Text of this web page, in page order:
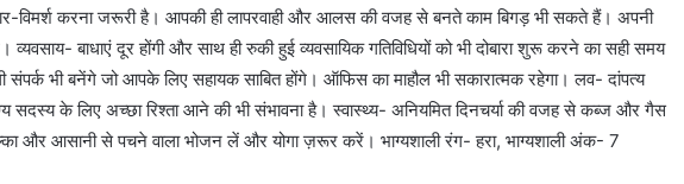
विमर्श करना जरूरी है। आपकी ही लापरवाही और आलस की वजह से बनते काम बिगड़ भी सकते हैं। अपनी
व्यवसाय- बाधाएं दूर होंगी और साथ ही रुकी हुई व्यवसायिक गतिविधियों को भी दोबारा शुरू करने का सही समय
भी बनेंगे जो आपके लिए सहायक साबित होंगे। ऑफिस का माहौल भी सकारात्मक रहेगा। लव- दांपत्य
सदस्य के लिए अच्छा रिश्ता आने की भी संभावना है। स्वास्थ्य- अनियमित दिनचर्या की वजह से कब्ज और गैस
और आसानी से पचने वाला भोजन लें और योगा ज़रूर करें। भाग्यशाली रंग- हरा, भाग्यशाली अंक- 7